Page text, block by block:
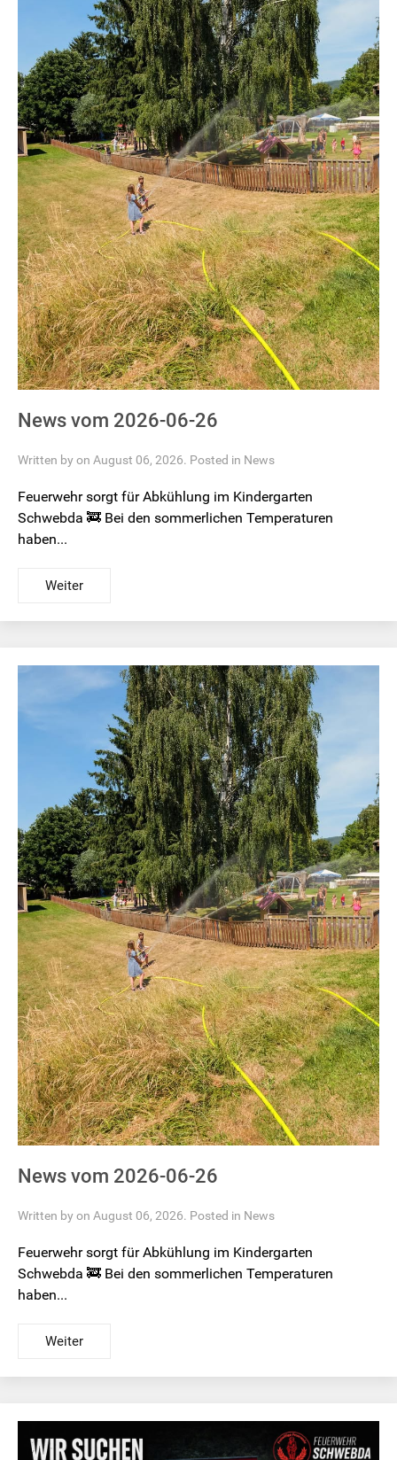
News vom 2026-06-26
Written by on August 06, 2026. Posted in News
Feuerwehr sorgt für Abkühlung im Kindergarten
Schwebda 🚒 Bei den sommerlichen Temperaturen
haben...
Weiter
News vom 2026-06-26
Written by on August 06, 2026. Posted in News
Feuerwehr sorgt für Abkühlung im Kindergarten
Schwebda 🚒 Bei den sommerlichen Temperaturen
haben...
Weiter